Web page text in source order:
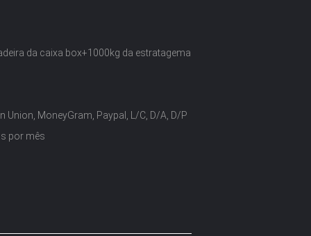
da caixa box+1000kg da estratagema
Union, MoneyGram, Paypal, L/C, D/A, D/P
por mês